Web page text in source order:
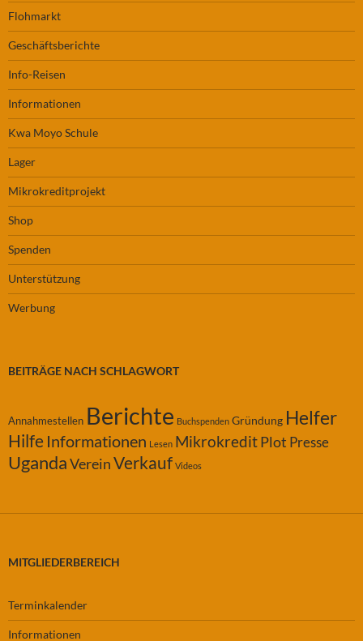
Flohmarkt
Geschäftsberichte
Info-Reisen
Informationen
Kwa Moyo Schule
Lager
Mikrokreditprojekt
Shop
Spenden
Unterstützung
Werbung
BEITRÄGE NACH SCHLAGWORT
Annahmestellen Berichte Buchspenden Gründung Helfer
Hilfe Informationen Lesen MikrokreditPlot Presse
UgandaVereinVerkauf Videos
MITGLIEDERBEREICH
Terminkalender
Informationen